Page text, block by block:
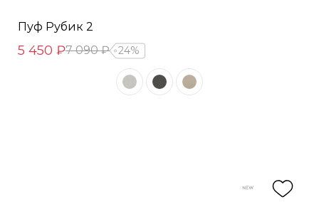
Пуф Рубик 2
5 450 ₽7 090 ₽ 24%